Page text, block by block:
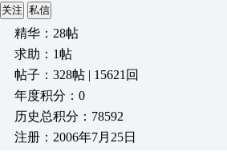
关注 私信
精华：28帖
求助：1帖
帖子：328帖 | 15621回
年度积分：0
历史总积分：78592
注册：2006年7月25日